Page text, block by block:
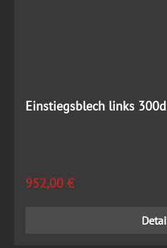
Einstiegsblech links 300d
Regulärer Preis:
952,00 €